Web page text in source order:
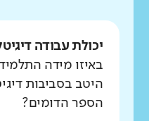
יכולת עבודה
באיזו מידה
היטב בסביבות
הספר הדומים?